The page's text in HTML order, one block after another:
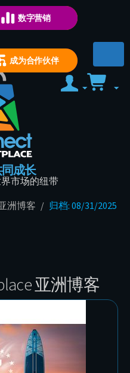
数字营销
成为合作伙伴
成长
市场的纽带
洲博客 / 归档: 08/31/2025
亚洲博客